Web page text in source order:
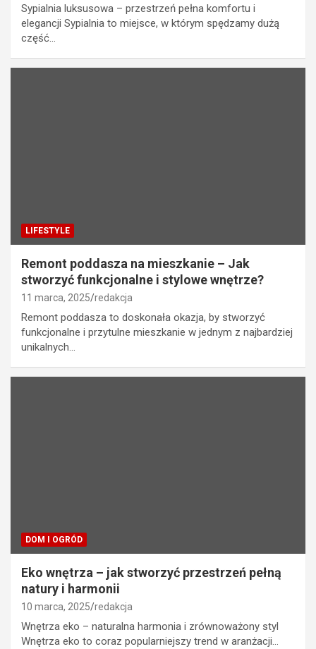
Sypialnia luksusowa – przestrzeń pełna komfortu i
elegancji Sypialnia to miejsce, w którym spędzamy dużą
część…
LIFESTYLE
Remont poddasza na mieszkanie – Jak
stworzyć funkcjonalne i stylowe wnętrze?
11 marca, 2025 redakcja
Remont poddasza to doskonała okazja, by stworzyć
funkcjonalne i przytulne mieszkanie w jednym z najbardziej
unikalnych…
DOM I OGRÓD
Eko wnętrza – jak stworzyć przestrzeń pełną
natury i harmonii
10 marca, 2025 redakcja
Wnętrza eko – naturalna harmonia i zrównoważony styl
Wnętrza eko to coraz popularniejszy trend w aranżacji…